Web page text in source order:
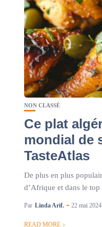
NON CLASSÉ
Ce plat
mondial de
TasteAtlas
De plus en plus
d’Afrique et dans le
Par Linda Arif. 22 mai 2024
READ MORE